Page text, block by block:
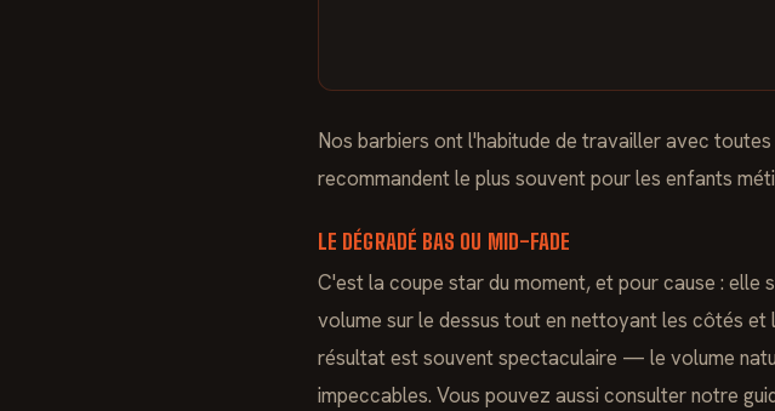
Nos barbiers ont l'habitude de travailler avec
recommandent le plus souvent pour les enfants
LE DÉGRADÉ BAS OU MID-FADE
C'est la coupe star du moment, et pour cause :
volume sur le dessus tout en nettoyant les côtés et
résultat est souvent spectaculaire — le volume
impeccables. Vous pouvez aussi consulter notre